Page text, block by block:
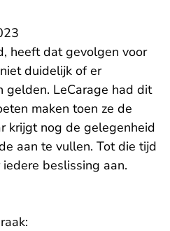
heeft dat gevolgen voor
duidelijk of er
gelden. LeCarage had dit
maken toen ze de
krijgt nog de gelegenheid
aan te vullen. Tot die tijd
beslissing aan.